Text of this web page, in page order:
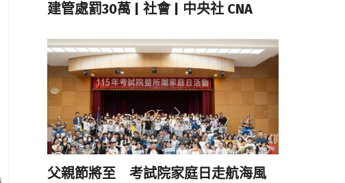
建管處罰30萬 | 社會 | 中央社 CNA
父親節將至 考試院家庭日走航海風